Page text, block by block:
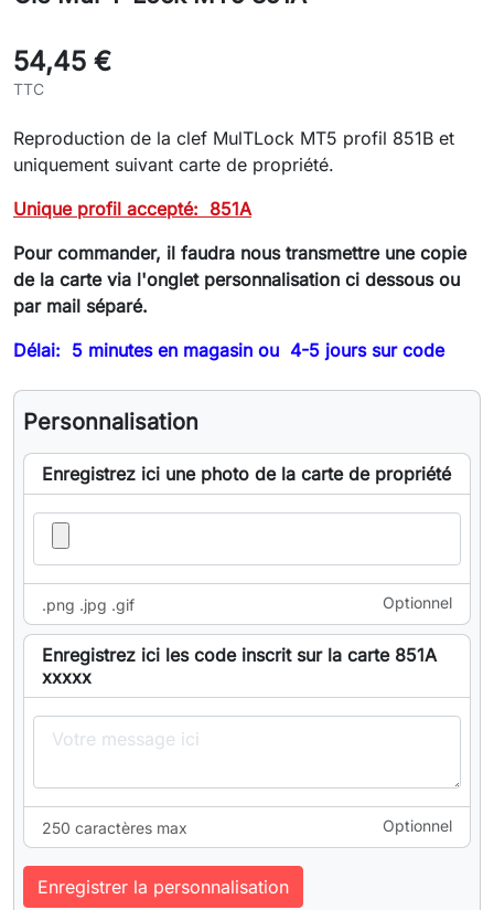
54,45 €
TTC
Reproduction de la clef MulTLock MT5 profil 851B et
uniquement suivant carte de propriété.
Unique profil accepté: 851A
Pour commander, il faudra nous transmettre une copie
de la carte via l'onglet personnalisation ci dessous ou
par mail séparé.
Délai: 5 minutes en magasin ou 4-5 jours sur code
Personnalisation
Enregistrez ici une photo de la carte de propriété
.png .jpg .gif Optionnel
Enregistrez ici les code inscrit sur la carte 851A
xxxxx
250 caractères max Optionnel
Enregistrer la personnalisation